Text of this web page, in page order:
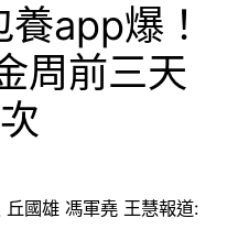
app爆！
周前三天
國雄 馮軍堯 王慧報道: